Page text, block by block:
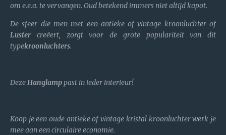
om e.e.a. te vervangen. Oud betekend immers niet altijd kapot.
De sfeer die men met een antieke of vintage kroonluchter of
Luster creëert, zorgt voor de grote populariteit van dit
typekroonluchters.
DezeHanglamppast in ieder interieur!
Koop je een oude antieke of vintage kristal kroonluchter werk je
mee aan een circulaire economie.